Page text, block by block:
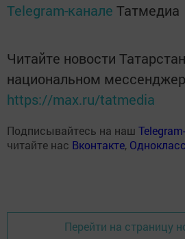
Telegram-канале Татмедиа
Читайте новости
национальном
https://max.ru/tatmedia
Подписывайтесь на наш
читайте нас Вконтакте,
Перейти на страницу